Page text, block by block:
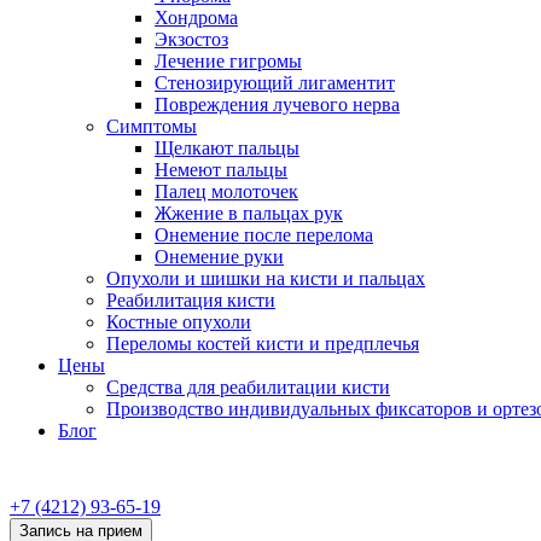
Хондрома
Экзостоз
Лечение гигромы
Стенозирующий лигаментит
Повреждения лучевого нерва
Симптомы
Щелкают пальцы
Немеют пальцы
Палец молоточек
Жжение в пальцах рук
Онемение после перелома
Онемение руки
Опухоли и шишки на кисти и пальцах
Реабилитация кисти
Костные опухоли
Переломы костей кисти и предплечья
Цены
Средства для реабилитации кисти
Производство индивидуальных фиксаторов и
Блог
+7 (4212) 93-65-19
Запись на прием